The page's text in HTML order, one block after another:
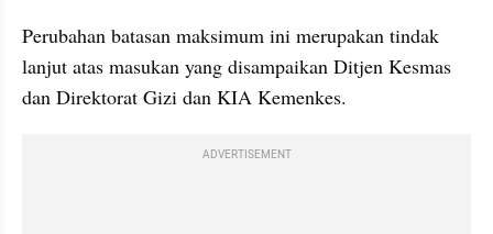
Perubahan batasan maksimum ini merupakan tindak
lanjut atas masukan yang disampaikan Ditjen Kesmas
dan Direktorat Gizi dan KIA Kemenkes.
ADVERTISEMENT